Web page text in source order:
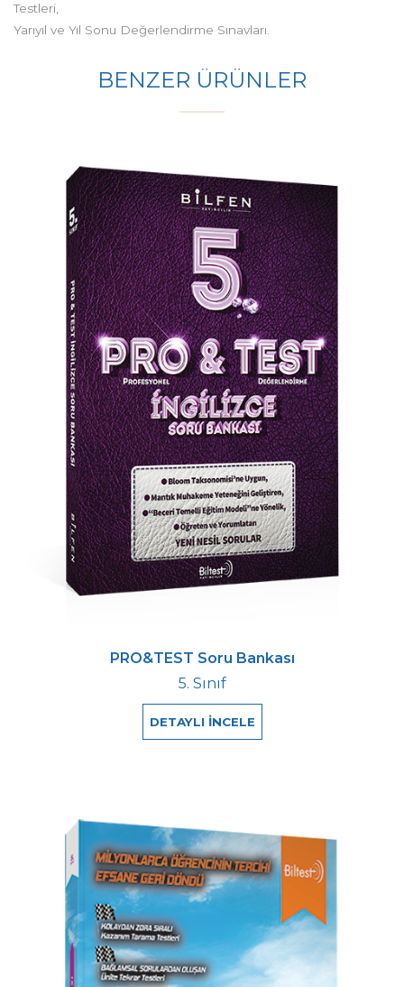
Testleri,
Yarıyıl ve Yıl Sonu Değerlendirme Sınavları.
BENZER ÜRÜNLER
PRO&TEST Soru Bankası
5. Sınıf
DETAYLI İNCELE